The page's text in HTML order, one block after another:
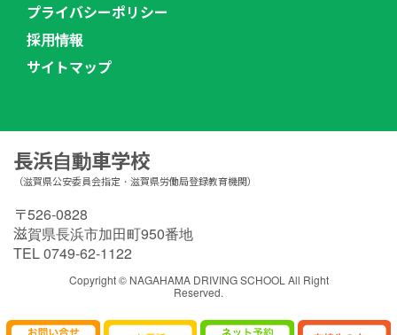
プライバシーポリシー
採用情報
サイトマップ
長浜自動車学校
（滋賀県公安委員会指定・滋賀県労働局登録教育機関）
〒526-0828
滋賀県長浜市加田町950番地
TEL 0749-62-1122
Copyright © NAGAHAMA DRIVING SCHOOL All Right
Reserved.